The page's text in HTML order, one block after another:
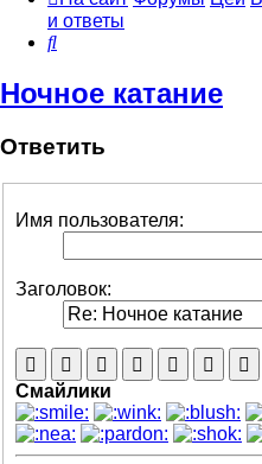
и ответы
Поиск
Ночное катание
Ответить
Имя пользователя:
Заголовок:
Смайлики